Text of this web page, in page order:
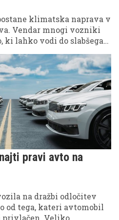
klimatska naprava v
Vendar mnogi vozniki
ki lahko vodi do slabšega
poletno sezono.
pravi avto na
na dražbi odločitev
od tega, kateri avtomobil
privlačen. Veliko